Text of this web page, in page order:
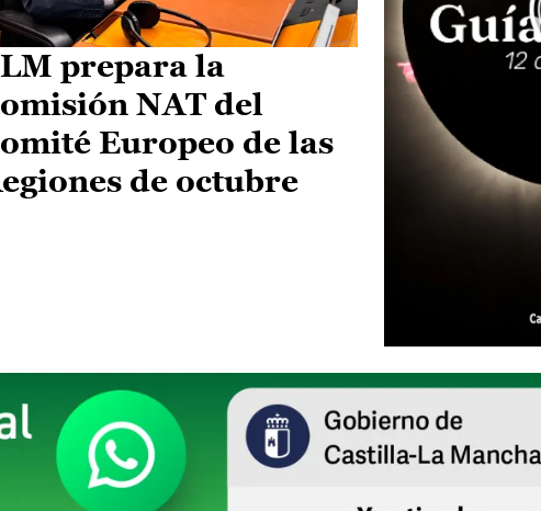
prepara la
NAT del
Europeo de las
de octubre